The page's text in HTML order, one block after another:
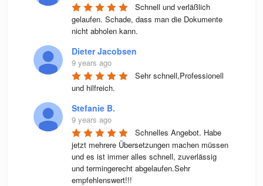
Schnell und verläßlich
gelaufen. Schade, dass man die Dokumente
nicht abholen kann.
Dieter Jacobsen
9 years ago
Sehr schnell,Professionell
und hilfreich.
Stefanie B.
9 years ago
Schnelles Angebot. Habe
jetzt mehrere Übersetzungen machen müssen
und es ist immer alles schnell, zuverlässig
und termingerecht abgelaufen.Sehr
empfehlenswert!!!